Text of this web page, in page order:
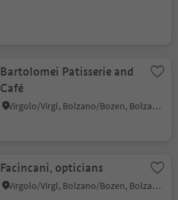
Bartolomei Patisserie and
Café
Virgolo/Virgl, Bolzano/Bozen, Bolzano/Bozen and environs
Facincani, opticians
Virgolo/Virgl, Bolzano/Bozen, Bolzano/Bozen and environs